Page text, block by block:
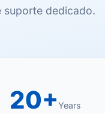
suporte dedicado.
20+Years